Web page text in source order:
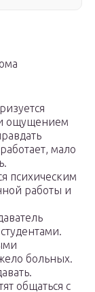
ощущением
мало
психическим
работы и
больных.
общаться с